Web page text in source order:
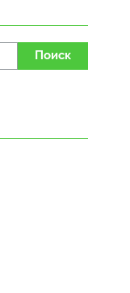
Поиск